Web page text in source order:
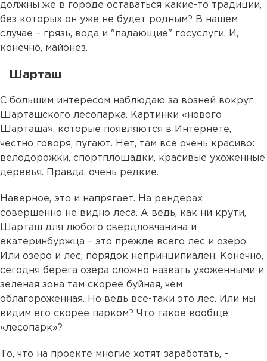
должны же в городе оставаться какие-то традиции,
без которых он уже не будет родным? В нашем
случае – грязь, вода и "падающие" госуслуги. И,
конечно, майонез.
Шарташ
С большим интересом наблюдаю за возней вокруг
Шарташского лесопарка. Картинки «нового
Шарташа», которые появляются в Интернете,
честно говоря, пугают. Нет, там все очень красиво:
велодорожки, спортплощадки, красивые ухоженные
деревья. Правда, очень редкие.
Наверное, это и напрягает. На рендерах
совершенно не видно леса. А ведь, как ни крути,
Шарташ для любого свердловчанина и
екатеринбуржца – это прежде всего лес и озеро.
Или озеро и лес, порядок непринципиален. Конечно,
сегодня берега озера сложно назвать ухоженными и
зеленая зона там скорее буйная, чем
облагороженная. Но ведь все-таки это лес. Или мы
видим его скорее парком? Что такое вообще
«лесопарк»?
То, что на проекте многие хотят заработать, –